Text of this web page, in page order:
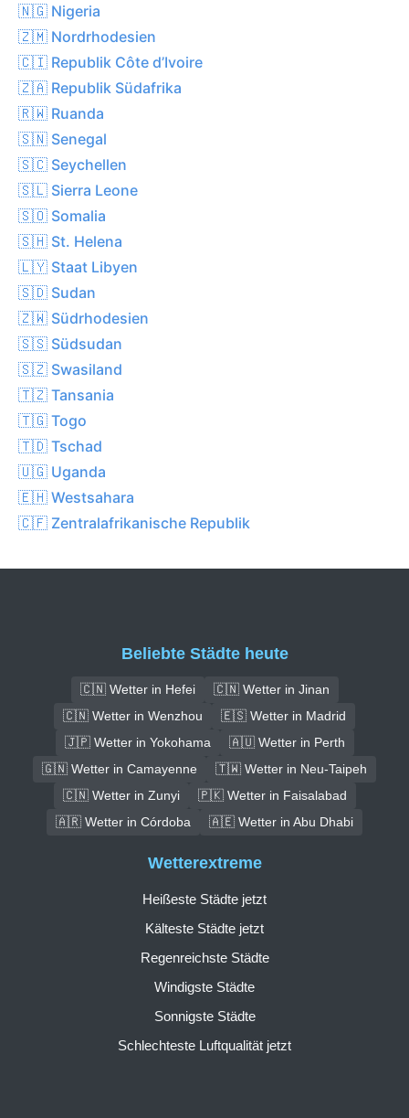
🇳🇬 Nigeria
🇿🇲 Nordrhodesien
🇨🇮 Republik Côte d’Ivoire
🇿🇦 Republik Südafrika
🇷🇼 Ruanda
🇸🇳 Senegal
🇸🇨 Seychellen
🇸🇱 Sierra Leone
🇸🇴 Somalia
🇸🇭 St. Helena
🇱🇾 Staat Libyen
🇸🇩 Sudan
🇿🇼 Südrhodesien
🇸🇸 Südsudan
🇸🇿 Swasiland
🇹🇿 Tansania
🇹🇬 Togo
🇹🇩 Tschad
🇺🇬 Uganda
🇪🇭 Westsahara
🇨🇫 Zentralafrikanische Republik
Beliebte Städte heute
🇨🇳 Wetter in Hefei
🇨🇳 Wetter in Jinan
🇨🇳 Wetter in Wenzhou
🇪🇸 Wetter in Madrid
🇯🇵 Wetter in Yokohama
🇦🇺 Wetter in Perth
🇬🇳 Wetter in Camayenne
🇹🇼 Wetter in Neu-Taipeh
🇨🇳 Wetter in Zunyi
🇵🇰 Wetter in Faisalabad
🇦🇷 Wetter in Córdoba
🇦🇪 Wetter in Abu Dhabi
Wetterextreme
Heißeste Städte jetzt
Kälteste Städte jetzt
Regenreichste Städte
Windigste Städte
Sonnigste Städte
Schlechteste Luftqualität jetzt